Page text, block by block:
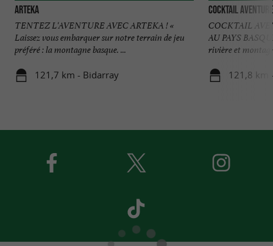
Arteka
TENTEZ L'AVENTURE AVEC ARTEKA ! «
Laissez vous embarquer sur notre terrain de jeu
préféré : la montagne basque. ...
121,7 km - Bidarray
Cocktail Aventure
COCKTAIL
AU PAYS
rivière et
121,8 km